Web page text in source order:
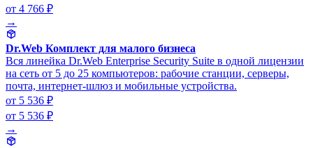
от 4 766 ₽
→
Dr.Web Комплект для малого бизнеса
Вся линейка Dr.Web Enterprise Security Suite в одной лицензии
на сеть от 5 до 25 компьютеров: рабочие станции, серверы,
почта, интернет-шлюз и мобильные устройства.
от 5 536 ₽
от 5 536 ₽
→